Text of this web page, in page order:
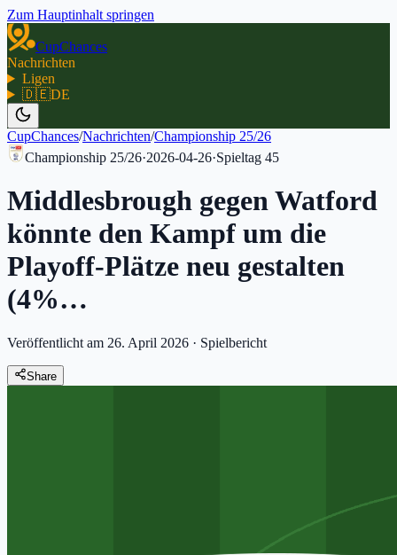
Zum Hauptinhalt springen
CupChances
Nachrichten
Ligen
🇩🇪DE
CupChances/Nachrichten/Championship 25/26
Championship 25/26·2026-04-26·Spieltag 45
Middlesbrough gegen Watford
könnte den Kampf um die
Playoff-Plätze neu gestalten
(4%…
Veröffentlicht am 26. April 2026 · Spielbericht
Share